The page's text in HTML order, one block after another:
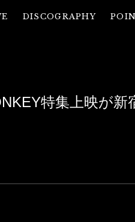
DISCOGRAPHY
特集上映が新